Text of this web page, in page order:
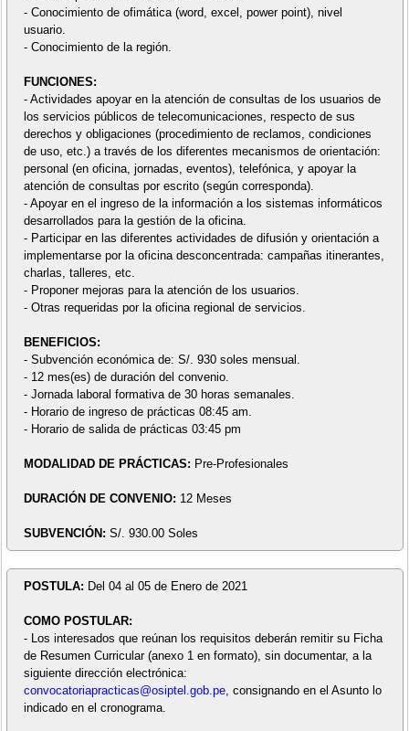
- Conocimiento de ofimática (word, excel, power point), nivel
usuario.
- Conocimiento de la región.
FUNCIONES:
- Actividades apoyar en la atención de consultas de los usuarios de
los servicios públicos de telecomunicaciones, respecto de sus
derechos y obligaciones (procedimiento de reclamos, condiciones
de uso, etc.) a través de los diferentes mecanismos de orientación:
personal (en oficina, jornadas, eventos), telefónica, y apoyar la
atención de consultas por escrito (según corresponda).
- Apoyar en el ingreso de la información a los sistemas informáticos
desarrollados para la gestión de la oficina.
- Participar en las diferentes actividades de difusión y orientación a
implementarse por la oficina desconcentrada: campañas itinerantes,
charlas, talleres, etc.
- Proponer mejoras para la atención de los usuarios.
- Otras requeridas por la oficina regional de servicios.
BENEFICIOS:
- Subvención económica de: S/. 930 soles mensual.
- 12 mes(es) de duración del convenio.
- Jornada laboral formativa de 30 horas semanales.
- Horario de ingreso de prácticas 08:45 am.
- Horario de salida de prácticas 03:45 pm
MODALIDAD DE PRÁCTICAS: Pre-Profesionales
DURACIÓN DE CONVENIO: 12 Meses
SUBVENCIÓN: S/. 930.00 Soles
POSTULA: Del 04 al 05 de Enero de 2021
COMO POSTULAR:
- Los interesados que reúnan los requisitos deberán remitir su Ficha
de Resumen Curricular (anexo 1 en formato), sin documentar, a la
siguiente dirección electrónica:
convocatoriapracticas@osiptel.gob.pe, consignando en el Asunto lo
indicado en el cronograma.